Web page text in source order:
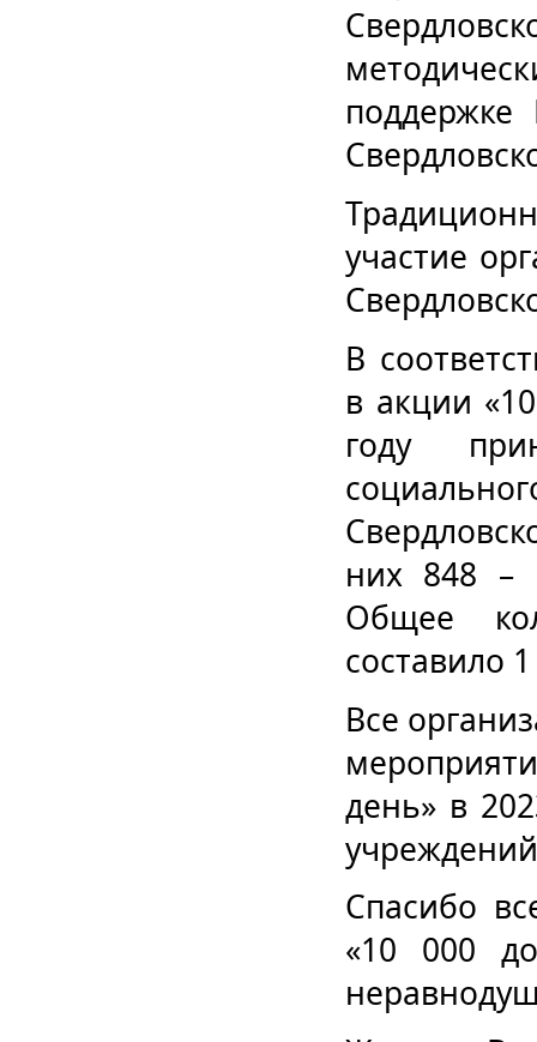
поддержке
участие
В
в акции
году
них 848 –
Общее
составило
Все
день» в
Спасибо
«10 000